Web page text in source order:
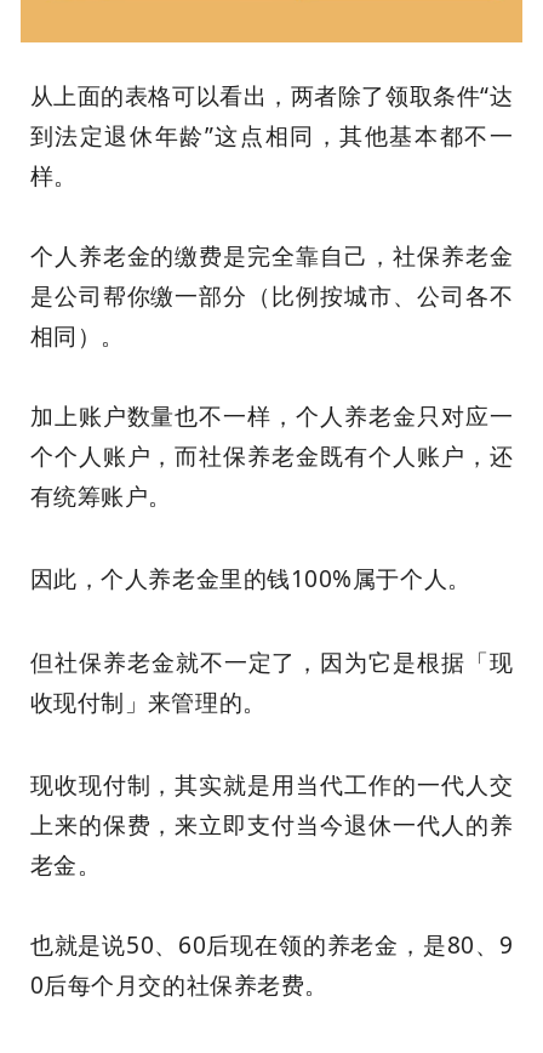
从上面的表格可以看出，两者除了领取条件“达
到法定退休年龄”这点相同，其他基本都不一
样。
个人养老金的缴费是完全靠自己，社保养老金
是公司帮你缴一部分（比例按城市、公司各不
相同）。
加上账户数量也不一样，个人养老金只对应一
个个人账户，而社保养老金既有个人账户，还
有统筹账户。
因此，个人养老金里的钱100%属于个人。
但社保养老金就不一定了，因为它是根据 「现
收现付制 」 来管理的。
现收现付制，其实就是用当代工作的一代人交
上来的保费，来立即支付当今退休一代人的养
老金。
也就是说50、60后现在领的养老金，是80、9
0后每个月交的社保养老费。